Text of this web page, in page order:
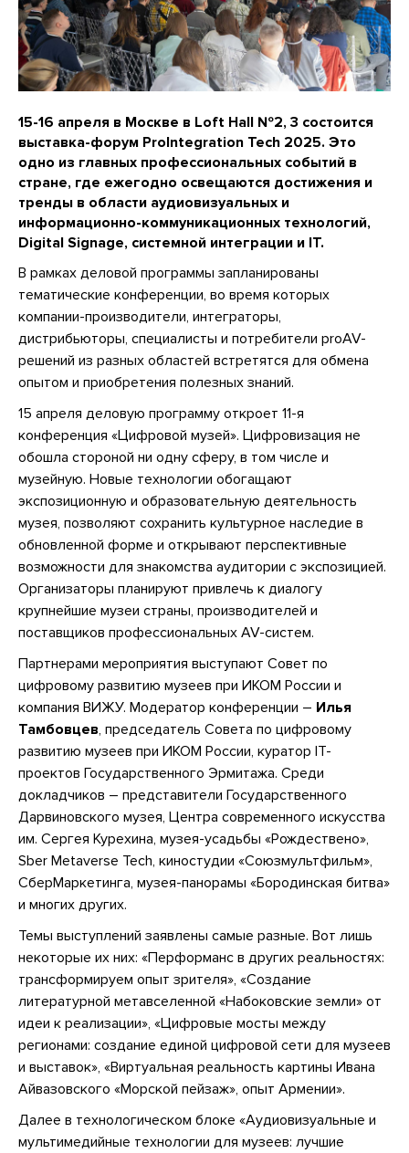
15-16 апреля в Москве в Loft Hall №2, 3 состоится
выставка-форум ProIntegration Tech 2025. Это
одно из главных профессиональных событий в
стране, где ежегодно освещаются достижения и
тренды в области аудиовизуальных и
информационно-коммуникационных технологий,
Digital Signage, системной интеграции и IT.
В рамках деловой программы запланированы
тематические конференции, во время которых
компании-производители, интеграторы,
дистрибьюторы, специалисты и потребители proAV-
решений из разных областей встретятся для обмена
опытом и приобретения полезных знаний.
15 апреля деловую программу откроет 11-я
конференция «Цифровой музей». Цифровизация не
обошла стороной ни одну сферу, в том числе и
музейную. Новые технологии обогащают
экспозиционную и образовательную деятельность
музея, позволяют сохранить культурное наследие в
обновленной форме и открывают перспективные
возможности для знакомства аудитории с экспозицией.
Организаторы планируют привлечь к диалогу
крупнейшие музеи страны, производителей и
поставщиков профессиональных AV-систем.
Партнерами мероприятия выступают Совет по
цифровому развитию музеев при ИКОМ России и
компания ВИЖУ. Модератор конференции – Илья
Тамбовцев, председатель Совета по цифровому
развитию музеев при ИКОМ России, куратор IT-
проектов Государственного Эрмитажа. Среди
докладчиков – представители Государственного
Дарвиновского музея, Центра современного искусства
им. Сергея Курехина, музея-усадьбы «Рождествено»,
Sber Metaverse Tech, киностудии «Союзмультфильм»,
СберМаркетинга, музея-панорамы «Бородинская битва»
и многих других.
Темы выступлений заявлены самые разные. Вот лишь
некоторые их них: «Перформанс в других реальностях:
трансформируем опыт зрителя», «Создание
литературной метавселенной «Набоковские земли» от
идеи к реализации», «Цифровые мосты между
регионами: создание единой цифровой сети для музеев
и выставок», «Виртуальная реальность картины Ивана
Айвазовского «Морской пейзаж», опыт Армении».
Далее в технологическом блоке «Аудиовизуальные и
мультимедийные технологии для музеев: лучшие